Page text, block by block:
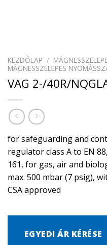
KEZDŐLAP /
MÁGNESSZELEPES
VAG 2-/40R/
for safeguarding and
regulator class A to EN
161, for gas, air and
max. 500 mbar (7 psig),
CSA approved
EGYEDI ÁR KÉRÉSE